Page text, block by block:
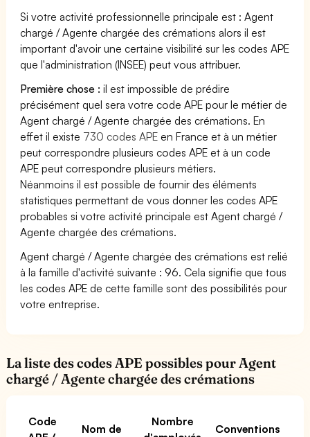
Si votre activité professionnelle principale est : Agent
chargé / Agente chargée des crémations alors il est
important d'avoir une certaine visibilité sur les codes APE
que l'administration (INSEE) peut vous attribuer.
Première chose : il est impossible de prédire
précisément quel sera votre code APE pour le métier de
Agent chargé / Agente chargée des crémations. En
effet il existe 730 codes APE en France et à un métier
peut correspondre plusieurs codes APE et à un code
APE peut correspondre plusieurs métiers.
Néanmoins il est possible de fournir des éléments
statistiques permettant de vous donner les codes APE
probables si votre activité principale est Agent chargé /
Agente chargée des crémations.
Agent chargé / Agente chargée des crémations est relié
à la famille d'activité suivante : 96. Cela signifie que tous
les codes APE de cette famille sont des possibilités pour
votre entreprise.
La liste des codes APE possibles pour Agent
chargé / Agente chargée des crémations
Code
Nom de
Nombre
Conventions